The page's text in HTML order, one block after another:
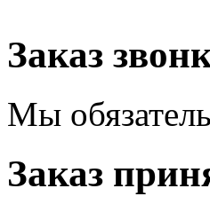
Заказ
Мы
Заказ